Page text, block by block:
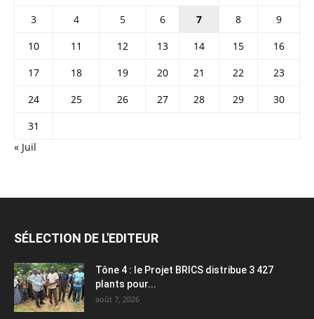
3
4 5 6 7 8
9
10
11 12 13 14 15
16
17
18 19 20 21 22
23
24
25 26 27 28 29
30
31
« Juil
SÉLECTION DE L'EDITEUR
Tône 4 : le Projet BRICS distribue 3 427
plants pour...
août 7, 2026